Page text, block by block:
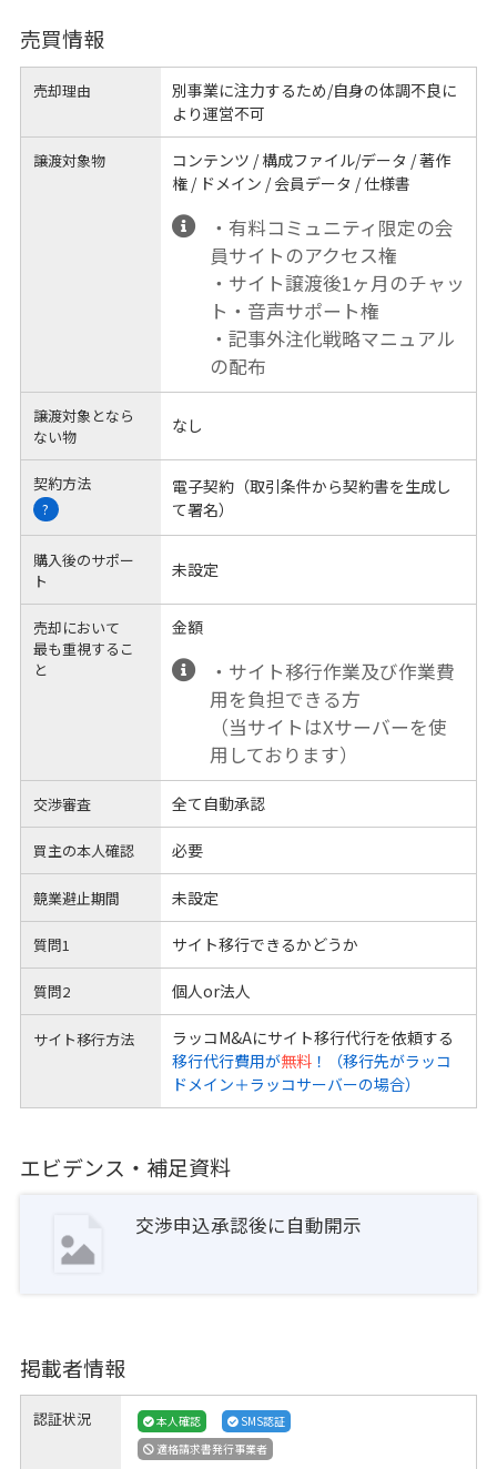
売買情報
売却理由
別事業に注力するため/自身の体調不良に
より運営不可
譲渡対象物
コンテンツ / 構成ファイル/データ / 著作
権 / ドメイン / 会員データ / 仕様書
・有料コミュニティ限定の会
員サイトのアクセス権
・サイト譲渡後1ヶ月のチャッ
ト・音声サポート権
・記事外注化戦略マニュアル
の配布
譲渡対象となら
ない物
なし
契約方法
?
電子契約（取引条件から契約書を生成し
て署名）
購入後のサポー
ト
未設定
売却において
最も重視するこ
と
金額
・サイト移行作業及び作業費
用を負担できる方
（当サイトはXサーバーを使
用しております）
交渉審査 全て自動承認
買主の本人確認 必要
競業避止期間 未設定
質問1 サイト移行できるかどうか
質問2 個人or法人
サイト移行方法
ラッコM&Aにサイト移行代行を依頼する
移行代行費用が無料！（移行先がラッコ
ドメイン＋ラッコサーバーの場合）
エビデンス・補足資料
交渉申込承認後に自動開示
掲載者情報
認証状況 本人確認
SMS認証
適格請求書発行事業者